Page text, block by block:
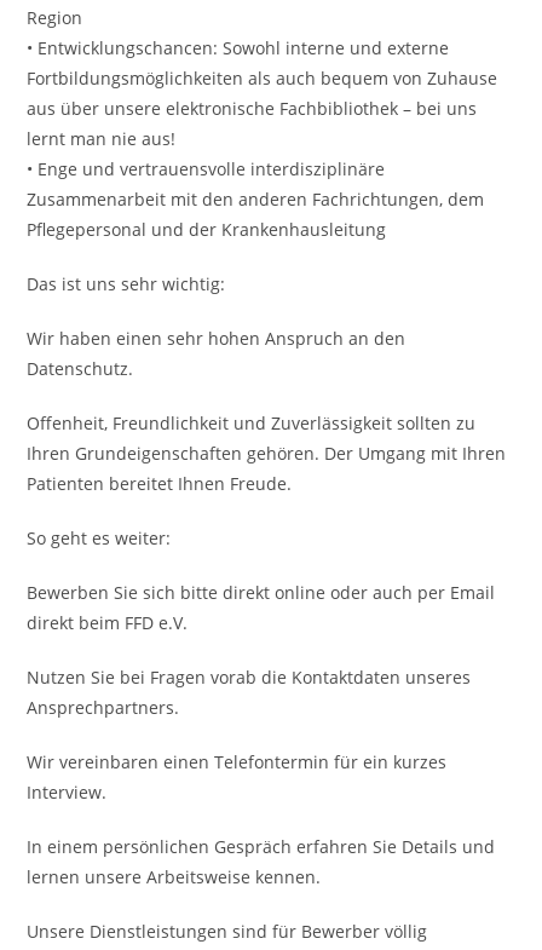
Region
• Entwicklungschancen: Sowohl interne und externe
Fortbildungsmöglichkeiten als auch bequem von Zuhause
aus über unsere elektronische Fachbibliothek – bei uns
lernt man nie aus!
• Enge und vertrauensvolle interdisziplinäre
Zusammenarbeit mit den anderen Fachrichtungen, dem
Pflegepersonal und der Krankenhausleitung
Das ist uns sehr wichtig:
Wir haben einen sehr hohen Anspruch an den
Datenschutz.
Offenheit, Freundlichkeit und Zuverlässigkeit sollten zu
Ihren Grundeigenschaften gehören. Der Umgang mit Ihren
Patienten bereitet Ihnen Freude.
So geht es weiter:
Bewerben Sie sich bitte direkt online oder auch per Email
direkt beim FFD e.V.
Nutzen Sie bei Fragen vorab die Kontaktdaten unseres
Ansprechpartners.
Wir vereinbaren einen Telefontermin für ein kurzes
Interview.
In einem persönlichen Gespräch erfahren Sie Details und
lernen unsere Arbeitsweise kennen.
Unsere Dienstleistungen sind für Bewerber völlig